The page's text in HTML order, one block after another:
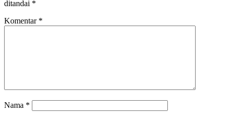
ditandai *
Komentar *
Nama *